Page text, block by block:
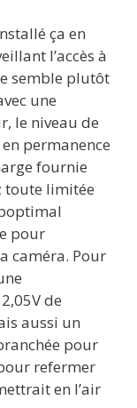
ça en
l’accès à
semble plutôt
une
le niveau de
permanence
fournie
toute limitée
pour
caméra. Pour
de
aussi un
pour
refermer
en l’air